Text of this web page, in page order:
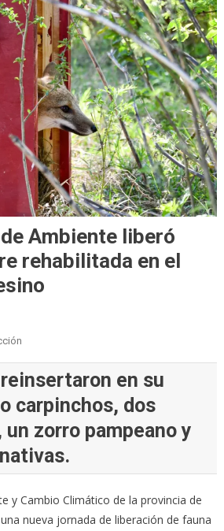
Ambiente liberó
rehabilitada en el
en su
carpinchos, dos
un zorro pampeano y
y Cambio Climático de la provincia de
nueva jornada de liberación de fauna